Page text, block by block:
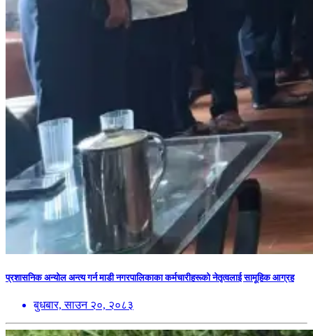
प्रशासनिक अन्योल अन्त्य गर्न माडी नगरपालिकाका कर्मचारीहरूको नेतृत्वलाई सामूहिक आग्रह
बुधबार, साउन २०, २०८३